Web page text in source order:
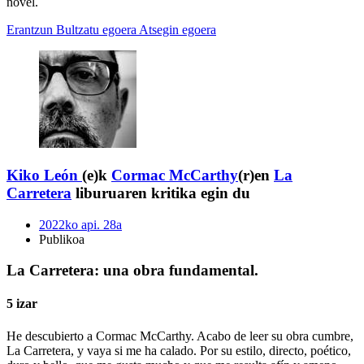
Erantzun Bultzatu egoera Atsegin egoera
Kiko León (e)k Cormac McCarthy(r)en La
Carretera liburuaren kritika egin du
2022ko api. 28a
Publikoa
La Carretera: una obra fundamental.
5 izar
He descubierto a Cormac McCarthy. Acabo de leer su obra cumbre,
La Carretera, y vaya si me ha calado. Por su estilo, directo, poético,